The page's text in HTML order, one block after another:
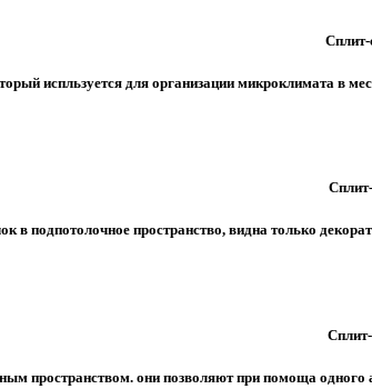
испльзуется для организации микроклимата в
в подпотолочное пространство, видна только
пространством. они позволяют при помоща одного